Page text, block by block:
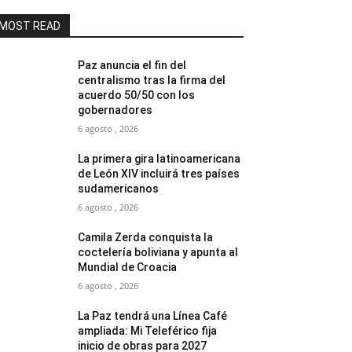
READ
Paz anuncia el fin del
centralismo tras la firma del
acuerdo 50/50 con los
gobernadores
6 agosto , 2026
La primera gira latinoamericana
de León XIV incluirá tres países
sudamericanos
6 agosto , 2026
Camila Zerda conquista la
coctelería boliviana y apunta al
Mundial de Croacia
6 agosto , 2026
La Paz tendrá una Línea Café
ampliada: Mi Teleférico fija
inicio de obras para 2027